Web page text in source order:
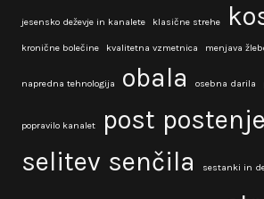
jesensko deževje in kanalete klasične strehe
kronične bolečine kvalitetna vzmetnica menjava
napredna tehnologija obala osebna darila
popravilo kanalet post postenje
selitev senčila sestanki in